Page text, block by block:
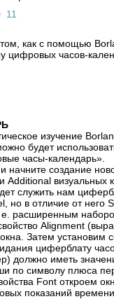
11
том, как с помощью
цифровых часов-
изучение
будет
часы-календарь».
начните создание
Additional
служить нам
но в отличие от него
расширенным
Alignment
Затем установим
циферблату
должно иметь
по символу плюса
Font откроем
показаний